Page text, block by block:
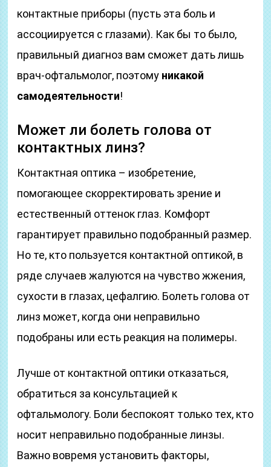
контактные приборы (пусть эта боль и
ассоциируется с глазами). Как бы то было,
правильный диагноз вам сможет дать лишь
врач-офтальмолог, поэтому никакой
самодеятельности!
Может ли болеть голова от
контактных линз?
Контактная оптика – изобретение,
помогающее скорректировать зрение и
естественный оттенок глаз. Комфорт
гарантирует правильно подобранный размер.
Но те, кто пользуется контактной оптикой, в
ряде случаев жалуются на чувство жжения,
сухости в глазах, цефалгию. Болеть голова от
линз может, когда они неправильно
подобраны или есть реакция на полимеры.
Лучше от контактной оптики отказаться,
обратиться за консультацией к
офтальмологу. Боли беспокоят только тех, кто
носит неправильно подобранные линзы.
Важно вовремя установить факторы,